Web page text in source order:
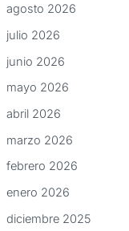
agosto 2026
julio 2026
junio 2026
mayo 2026
abril 2026
marzo 2026
febrero 2026
enero 2026
diciembre 2025